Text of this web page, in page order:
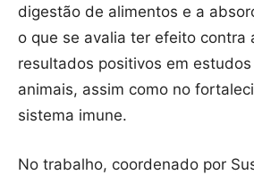
digestão de alimentos e a
o que se avalia ter efeito contra
resultados positivos em
animais, assim como no
sistema imune.
No trabalho, coordenado por